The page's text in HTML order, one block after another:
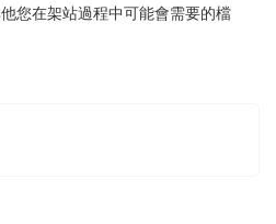
您在架站過程中可能會需要的檔